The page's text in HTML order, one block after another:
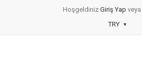
Hoşgeldiniz Giriş Yap veya
TRY